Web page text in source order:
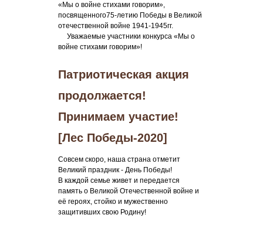
«Мы о войне стихами говорим»,
посвященного75-летию Победы в Великой
отечественной войне 1941-1945гг.
Уважаемые участники конкурса «Мы о
войне стихами говорим»!
Патриотическая акция
продолжается!
Принимаем участие!
[Лес Победы-2020]
Совсем скоро, наша страна отметит
Великий праздник - День Победы!
В каждой семье живет и передается
память о Великой Отечественной войне и
её героях, стойко и мужественно
защитивших свою Родину!